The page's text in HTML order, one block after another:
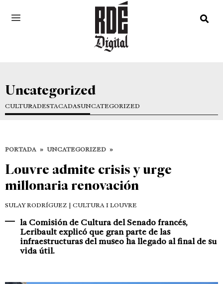
Uncategorized
CULTURADESTACADASUNCATEGORIZED
PORTADA » UNCATEGORIZED »
Louvre admite crisis y urge
millonaria renovación
SULAY RODRÍGUEZ | CULTURA I LOUVRE
la Comisión de Cultura del Senado francés,
Leribault explicó que gran parte de las
infraestructuras del museo ha llegado al final de su
vida útil.